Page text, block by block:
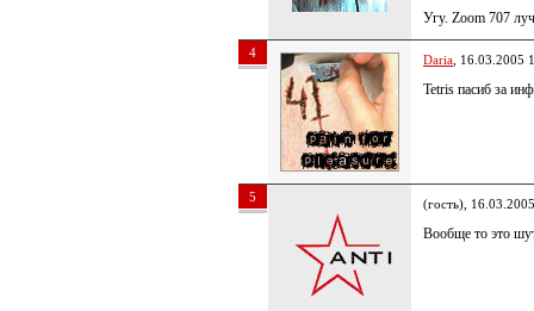
Угу. Zoom 707
4 Daria , 16.03.2005
Tetris пасиб за
5 (гость),
Вообще то это